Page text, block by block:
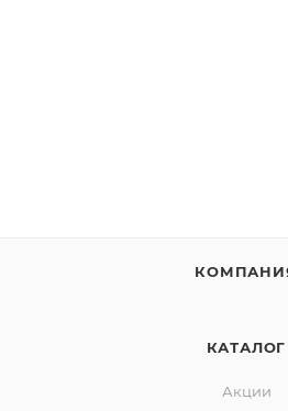
КАТАЛОГ
Акции